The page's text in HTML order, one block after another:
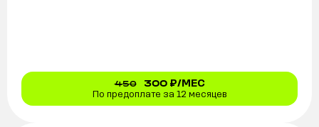
450 300₽/МЕС
По предоплате за 12 месяцев